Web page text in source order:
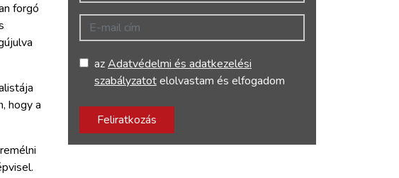
forgó
hogy a
E-mail cím
azAdatvédelmi és adatkezelési
szabályzatotelolvastam és elfogadom
Feliratkozás